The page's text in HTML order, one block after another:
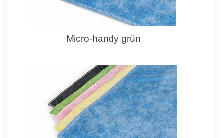
Micro-handy grün